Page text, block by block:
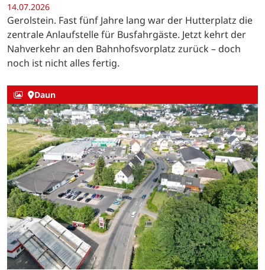
14.07.2026
Gerolstein. Fast fünf Jahre lang war der Hutterplatz die
zentrale Anlaufstelle für Busfahrgäste. Jetzt kehrt der
Nahverkehr an den Bahnhofsvorplatz zurück – doch
noch ist nicht alles fertig.
Daun